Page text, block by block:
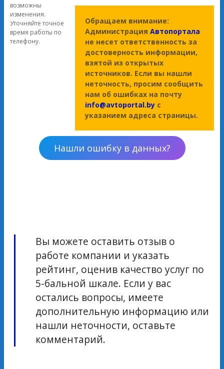
возможны
изменения.
Уточняйте точное
время работы по
телефону.
Обращаем внимание:
Администрация Автопортала
не несет ответственность за
достоверность информации,
взятой из открытых
источников. Если вы нашли
неточность, просим сообщить
нам об ошибках на почту
info@avtoportal.by с
указанием адреса страницы.
Нашли ошибку в данных?
Вы можете оставить отзыв о
работе компании и указать
рейтинг, оценив качество услуг по
5-бальной шкале. Если у вас
остались вопросы, имеете
дополнительную информацию или
нашли неточности, оставьте
комментарий.